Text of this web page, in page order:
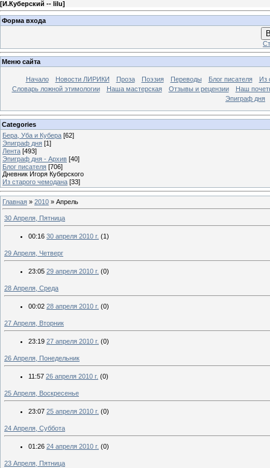
[И.Куберский -- lilu]
Форма входа
Меню сайта
Начало Новости ЛИРИКИ Проза Поэзия Переводы Блог писателя
Из
Словарь ложной этимологии
Наша мастерская Отзывы и рецензии
Наш
Эпиграф дня
Categories
Бера, Уба и Кубера [62]
Эпиграф дня [1]
Лента [493]
Эпиграф дня - Архив [40]
Блог писателя [706]
Дневник Игоря Куберского
Из старого чемодана [33]
Главная » 2010 » Апрель
30 Апреля, Пятница
00:16 30 апреля 2010 г. (1)
29 Апреля, Четверг
23:05 29 апреля 2010 г. (0)
28 Апреля, Среда
00:02 28 апреля 2010 г. (0)
27 Апреля, Вторник
23:19 27 апреля 2010 г. (0)
26 Апреля, Понедельник
11:57 26 апреля 2010 г. (0)
25 Апреля, Воскресенье
23:07 25 апреля 2010 г. (0)
24 Апреля, Суббота
01:26 24 апреля 2010 г. (0)
23 Апреля, Пятница